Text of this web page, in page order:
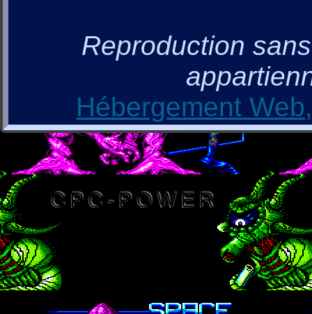
Reproduction
Hébergement